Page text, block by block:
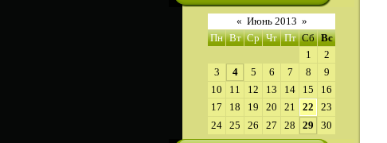
« Июнь 2013 »
Пн Вт Ср Чт Пт Сб Вс
1
2
3
4 5 6 7 8
9
10
11 12 13 14 15
16
17
18 19 20 21 22
23
24 25 26 27 28 29 30